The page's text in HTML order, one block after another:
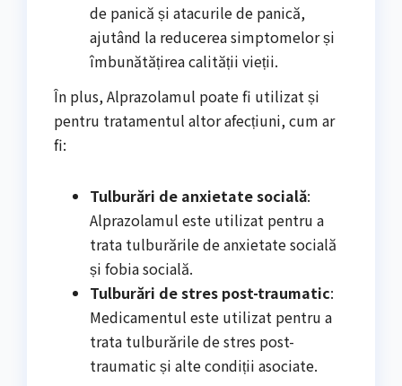
de panică și atacurile de panică,
ajutând la reducerea simptomelor și
îmbunătățirea calității vieții.
În plus, Alprazolamul poate fi utilizat și
pentru tratamentul altor afecțiuni, cum ar
fi:
Tulburări de anxietate socială:
Alprazolamul este utilizat pentru a
trata tulburările de anxietate socială
și fobia socială.
Tulburări de stres post-traumatic:
Medicamentul este utilizat pentru a
trata tulburările de stres post-
traumatic și alte condiții asociate.